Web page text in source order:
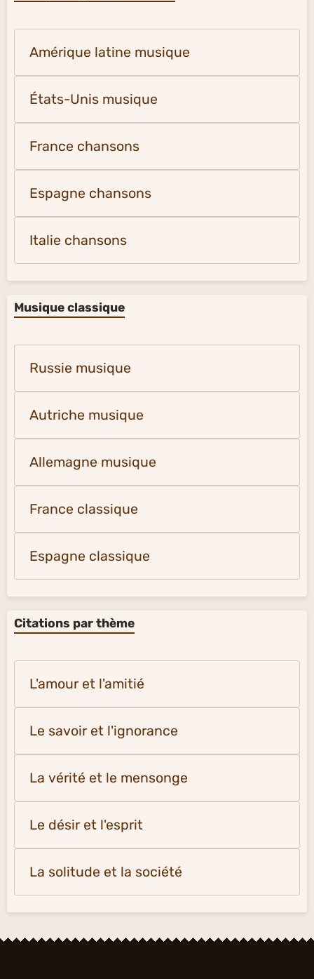
Amérique latine musique
États-Unis musique
France chansons
Espagne chansons
Italie chansons
Musique classique
Russie musique
Autriche musique
Allemagne musique
France classique
Espagne classique
Citations par thème
L'amour et l'amitié
Le savoir et l'ignorance
La vérité et le mensonge
Le désir et l'esprit
La solitude et la société